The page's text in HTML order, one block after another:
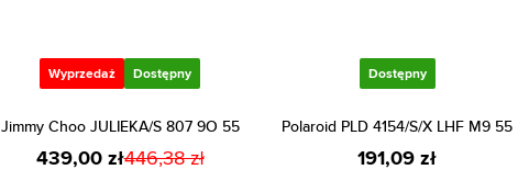
Wyprzedaż Dostępny
Jimmy Choo JULIEKA/S 807 9O 55
439,00 zł446,38 zł
Dostępny
Polaroid PLD 4154/S/X LHF M9 55
191,09 zł